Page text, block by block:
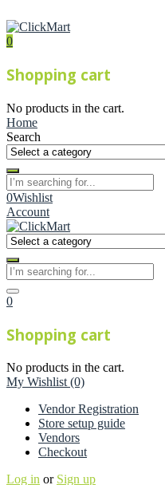
0
Shopping cart
No products in the cart.
Home
Search
0Wishlist
Account
0
Shopping cart
No products in the cart.
My Wishlist (0)
Vendor Registration
Store setup guide
Vendors
Checkout
Log in or Sign up